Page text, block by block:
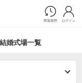
婚式場一覧